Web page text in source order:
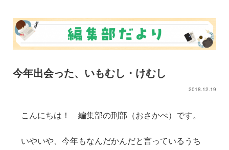
今年出会った、いもむし・けむし
2018.12.19
こんにちは ！ 編集部の刑部（おさかべ）です。
いやいや、 今年もなんだかんだと言っているうち